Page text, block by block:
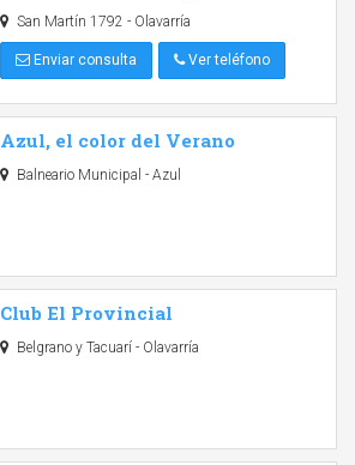
San Martín 1792 - Olavarría
Enviar consulta Ver teléfono
Azul, el color del Verano
Balneario Municipal - Azul
Club El Provincial
Belgrano y Tacuarí - Olavarría